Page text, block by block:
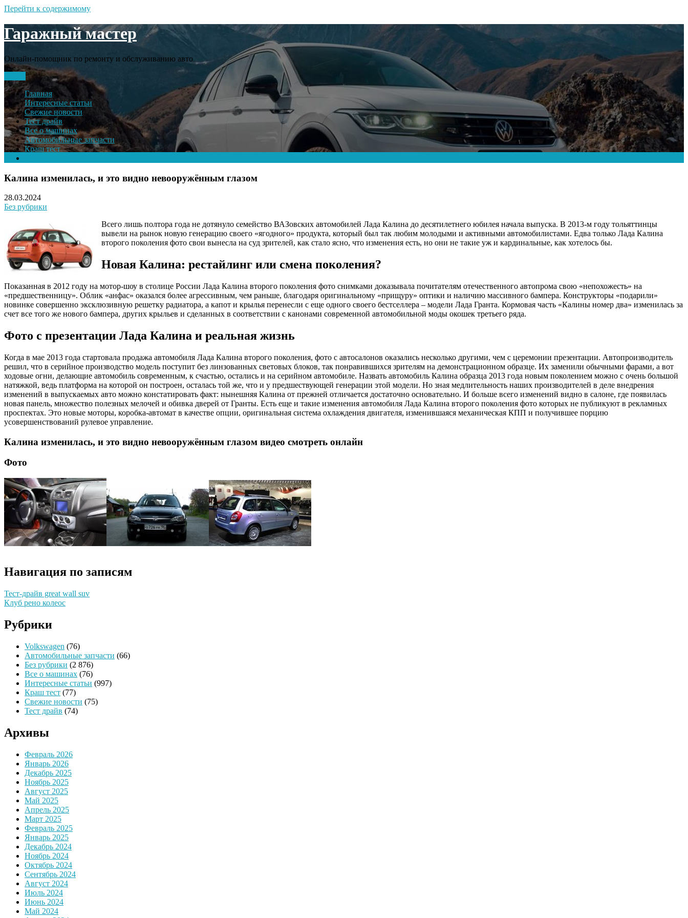
Перейти к содержимому
Гаражный мастер
Онлайн-помощник по ремонту и обслуживанию авто
Главная
Интересные статьи
Свежие новости
Тест драйв
Все о машинах
Автомобильные запчасти
Краш тест
Калина изменилась, и это видно невооружённым глазом
28.03.2024
Без рубрики
Всего лишь полтора года не дотянуло семейство ВАЗовских автомобилей Лада Калина до десятилетнего юбилея начала выпуска. В 2013-м году тольяттинцы
вывели на рынок новую генерацию своего «ягодного» продукта, который был так любим молодыми и активными автомобилистами. Едва только Лада Калина
второго поколения фото свои вынесла на суд зрителей, как стало ясно, что изменения есть, но они не такие уж и кардинальные, как хотелось бы.
Новая Калина: рестайлинг или смена поколения?
Показанная в 2012 году на мотор-шоу в столице России Лада Калина второго поколения фото снимками доказывала почитателям отечественного автопрома свою «непохожесть» на
«предшественницу». Облик «анфас» оказался более агрессивным, чем раньше, благодаря оригинальному «прищуру» оптики и наличию массивного бампера. Конструкторы «подарили»
новинке совершенно эксклюзивную решетку радиатора, а капот и крылья перенесли с еще одного своего бестселлера – модели Лада Гранта. Кормовая часть «Калины номер два» изменилась за
счет все того же нового бампера, других крыльев и сделанных в соответствии с канонами современной автомобильной моды окошек третьего ряда.
Фото с презентации Лада Калина и реальная жизнь
Когда в мае 2013 года стартовала продажа автомобиля Лада Калина второго поколения, фото с автосалонов оказались несколько другими, чем с церемонии презентации. Автопроизводитель
решил, что в серийное производство модель поступит без линзованных световых блоков, так понравившихся зрителям на демонстрационном образце. Их заменили обычными фарами, а вот
ходовые огни, делающие автомобиль современным, к счастью, остались и на серийном автомобиле. Назвать автомобиль Калина образца 2013 года новым поколением можно с очень большой
натяжкой, ведь платформа на которой он построен, осталась той же, что и у предшествующей генерации этой модели. Но зная медлительность наших производителей в деле внедрения
изменений в выпускаемых авто можно констатировать факт: нынешняя Калина от прежней отличается достаточно основательно. И больше всего изменений видно в салоне, где появилась
новая панель, множество полезных мелочей и обивка дверей от Гранты. Есть еще и такие изменения автомобиля Лада Калина второго поколения фото которых не публикуют в рекламных
проспектах. Это новые моторы, коробка-автомат в качестве опции, оригинальная система охлаждения двигателя, изменившаяся механическая КПП и получившее порцию
усовершенствований рулевое управление.
Калина изменилась, и это видно невооружённым глазом видео смотреть онлайн
Фото
Навигация по записям
Тест-драйв great wall suv
Клуб рено колеос
Рубрики
Volkswagen (76)
Автомобильные запчасти (66)
Без рубрики (2 876)
Все о машинах (76)
Интересные статьи (997)
Краш тест (77)
Свежие новости (75)
Тест драйв (74)
Архивы
Февраль 2026
Январь 2026
Декабрь 2025
Ноябрь 2025
Август 2025
Май 2025
Апрель 2025
Март 2025
Февраль 2025
Январь 2025
Декабрь 2024
Ноябрь 2024
Октябрь 2024
Сентябрь 2024
Август 2024
Июль 2024
Июнь 2024
Май 2024